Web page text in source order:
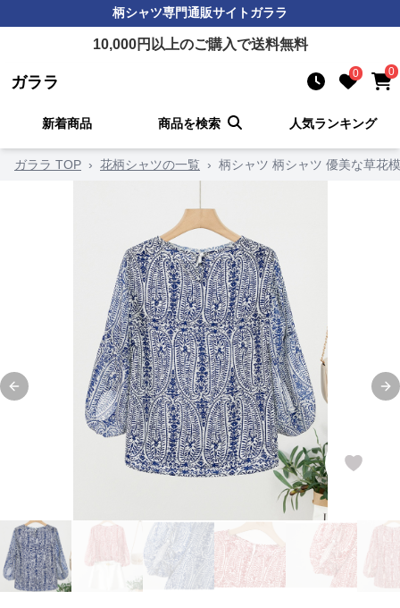
柄シャツ専門通販サイトガララ
10,000円以上のご購入で送料無料
ガララ 0 0
新着商品 商品を検索 人気ランキング
ガララ TOP › 花柄シャツの一覧 › 柄シャツ 柄シャツ 優美な草花
Previous slide